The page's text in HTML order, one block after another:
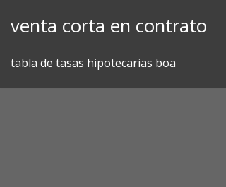
venta corta en contrato
tabla de tasas hipotecarias boa